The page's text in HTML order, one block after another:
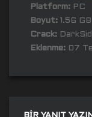
Platform: PC
Boyut: 1.56 GB
Crack:
Eklenme: 07